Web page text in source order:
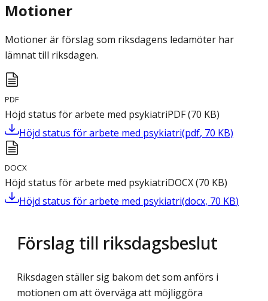
Motioner
Motioner är förslag som riksdagens ledamöter har
lämnat till riksdagen.
PDF
Höjd status för arbete med psykiatriPDF(70 KB)
Höjd status för arbete med psykiatri(pdf, 70 KB)
DOCX
Höjd status för arbete med psykiatriDOCX(70 KB)
Höjd status för arbete med psykiatri(docx, 70 KB)
Förslag till riksdagsbeslut
Riksdagen ställer sig bakom det som anförs i
motionen om att överväga att möjliggöra